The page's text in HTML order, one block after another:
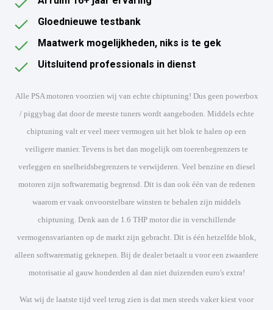
Gloednieuwe testbank
Maatwerk mogelijkheden, niks is te gek
Uitsluitend professionals in dienst
Alle PSA motoren voorzien wij van echte chiptuning! Dus geen powerbox
/ piggybag dat door de meeste tuners wordt aangeboden. Middels echte
chiptuning valt er veel meer vermogen uit het blok te halen op een
veiligere manier. Tevens is het dan mogelijk om toerenbegrenzers te
verleggen en snelheidsbegrenzers te verwijderen. Veel benzine en diesel
motoren zijn softwarematig begrensd. Dit is dan ook één van de redenen
waarom er vaak onvoorstelbare winsten te behalen zijn middels
chiptuning. Denk aan de 1.6 THP motor die in verschillende
vermogensvarianten op de markt zijn gebracht. Dit is één hetzelfde blok,
alleen softwarematig geknepen. Bij de dealer betaalt u voor een zwaardere
motorisatie al gauw honderden al dan niet duizenden euro's extra!
Wat wij de laatste tijd veel terug zien is dat men steeds vaker kiest voor